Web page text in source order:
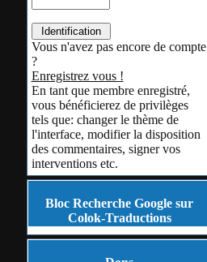
Vous n'avez pas encore de compte
?
Enregistrez vous !
En tant que membre enregistré,
vous bénéficierez de privilèges
tels que: changer le thème de
l'interface, modifier la disposition
des commentaires, signer vos
interventions etc.
Bloc Recherche Google sur
Colok-Traductions